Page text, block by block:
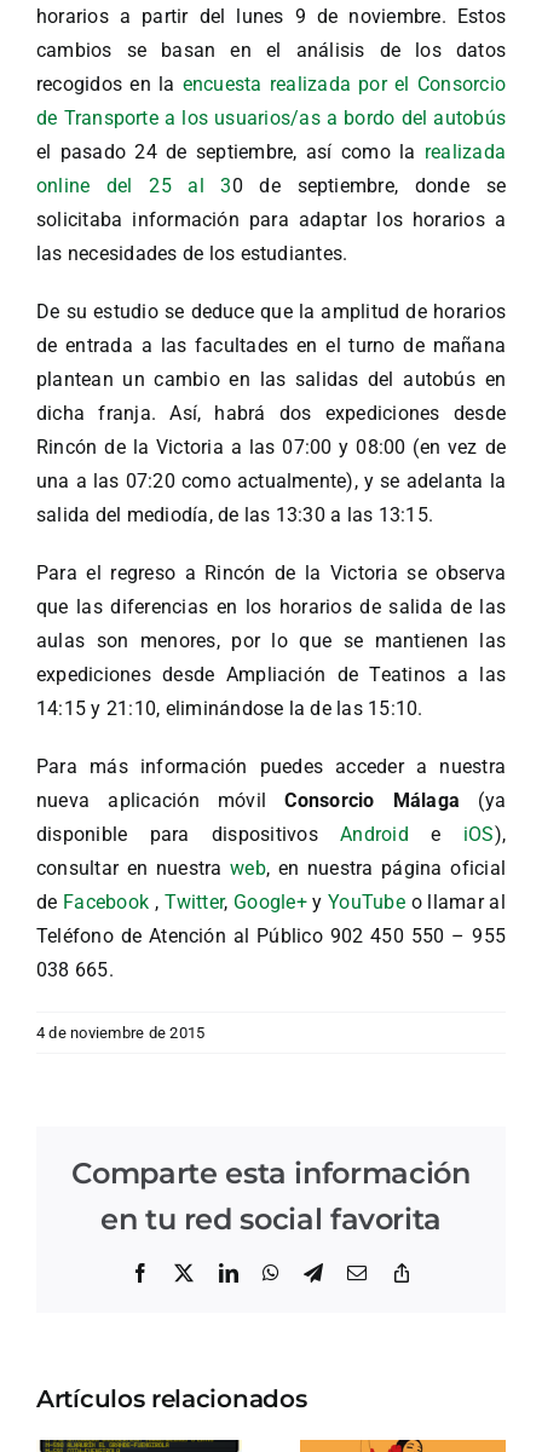
horarios a partir del lunes 9 de noviembre. Estos
cambios se basan en el análisis de los datos
recogidos en la encuesta realizada por el Consorcio
de Transporte a los usuarios/as a bordo del autobús
el pasado 24 de septiembre, así como la realizada
online del 25 al 30 de septiembre, donde se
solicitaba información para adaptar los horarios a
las necesidades de los estudiantes.
De su estudio se deduce que la amplitud de horarios
de entrada a las facultades en el turno de mañana
plantean un cambio en las salidas del autobús en
dicha franja. Así, habrá dos expediciones desde
Rincón de la Victoria a las 07:00 y 08:00 (en vez de
una a las 07:20 como actualmente), y se adelanta la
salida del mediodía, de las 13:30 a las 13:15.
Para el regreso a Rincón de la Victoria se observa
que las diferencias en los horarios de salida de las
aulas son menores, por lo que se mantienen las
expediciones desde Ampliación de Teatinos a las
14:15 y 21:10, eliminándose la de las 15:10.
Para más información puedes acceder a nuestra
nueva aplicación móvilConsorcio Málaga (ya
disponible para dispositivosAndroid e iOS),
consultar en nuestraweb, en nuestra página oficial
de Facebook , Twitter, Google+yYouTubeo llamar al
Teléfono de Atención al Público 902 450 550 – 955
038 665.
4 de noviembre de 2015
Comparte esta información
en tu red social favorita
Facebook LinkedInWhatsApp
Telegram
Correo
Artículos relacionados